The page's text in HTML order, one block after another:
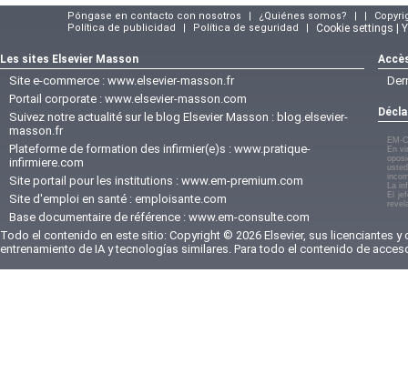
Póngase en contacto con nosotros ¿Quiénes somos?
Política de publicidad
Política de seguridad Cookie settings |
Les sites Elsevier Masson
Site e-commerce : www.elsevier-masson.fr
Portail corporate : www.elsevier-masson.com
Suivez notre actualité sur le blog Elsevier Masson : blog.elsevier-
masson.fr
Plateforme de formation des infirmier(e)s : www.pratique-
infirmiere.com
Site portail pour les institutions : www.em-premium.com
Site d'emploi en santé : emploisante.com
Base documentaire de référence : www.em-consulte.com
EM-
En
La
El
Todo el contenido en este sitio: Copyright © 2026 Elsevier, sus licenciantes
entrenamiento de IA y tecnologías similares. Para todo el contenido de